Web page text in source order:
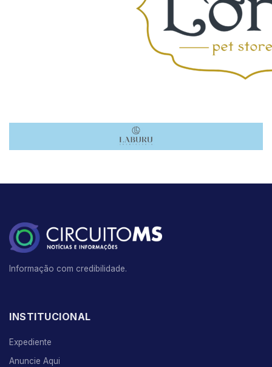
Informação com credibilidade.
INSTITUCIONAL
Expediente
Anuncie Aqui